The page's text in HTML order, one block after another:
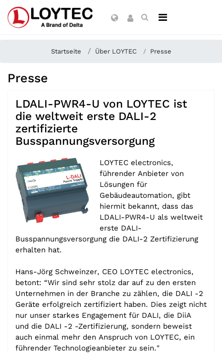
Startseite Über LOYTEC Presse
Presse
LDALI-PWR4-U von LOYTEC ist
die weltweit erste DALI-2
zertifizierte
Busspannungsversorgung
LOYTEC electronics,
führender Anbieter von
Lösungen für
Gebäudeautomation, gibt
hiermit bekannt, dass das
LDALI-PWR4-U als weltweit
erste DALI-
Busspannungsversorgung die DALI-2 Zertifizierung
erhalten hat.
Hans-Jörg Schweinzer, CEO LOYTEC electronics,
betont: “Wir sind sehr stolz dar auf zu den ersten
Unternehmen in der Branche zu zählen, die DALI -2
Geräte erfolgreich zertifiziert haben. Dies zeigt nicht
nur unser starkes Engagement für DALI, die DiiA
und die DALI -2 -Zertifizierung, sondern beweist
auch einmal mehr den Anspruch von LOYTEC, ein
führender Technologieanbieter zu sein."